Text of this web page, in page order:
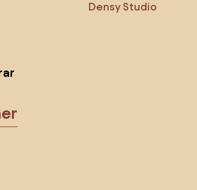
Densy Studio